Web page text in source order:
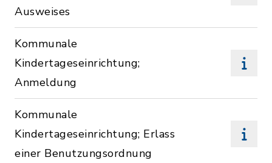
Ausweises
Kommunale
Kindertageseinrichtung;
Anmeldung
Kommunale
Kindertageseinrichtung; Erlass
einer Benutzungsordnung